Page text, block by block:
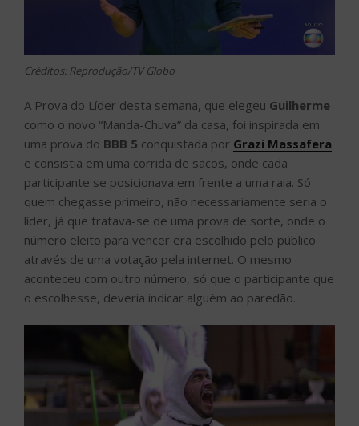
Créditos: Reprodução/TV Globo
A Prova do Líder desta semana, que elegeu Guilherme
como o novo “Manda-Chuva” da casa, foi inspirada em
uma prova do BBB 5 conquistada por Grazi Massafera
e consistia em uma corrida de sacos, onde cada
participante se posicionava em frente a uma raia. Só
quem chegasse primeiro, não necessariamente seria o
líder, já que tratava-se de uma prova de sorte, onde o
número eleito para vencer era escolhido pelo público
através de uma votação pela internet. O mesmo
aconteceu com outro número, só que o participante que
o escolhesse, deveria indicar alguém ao paredão.